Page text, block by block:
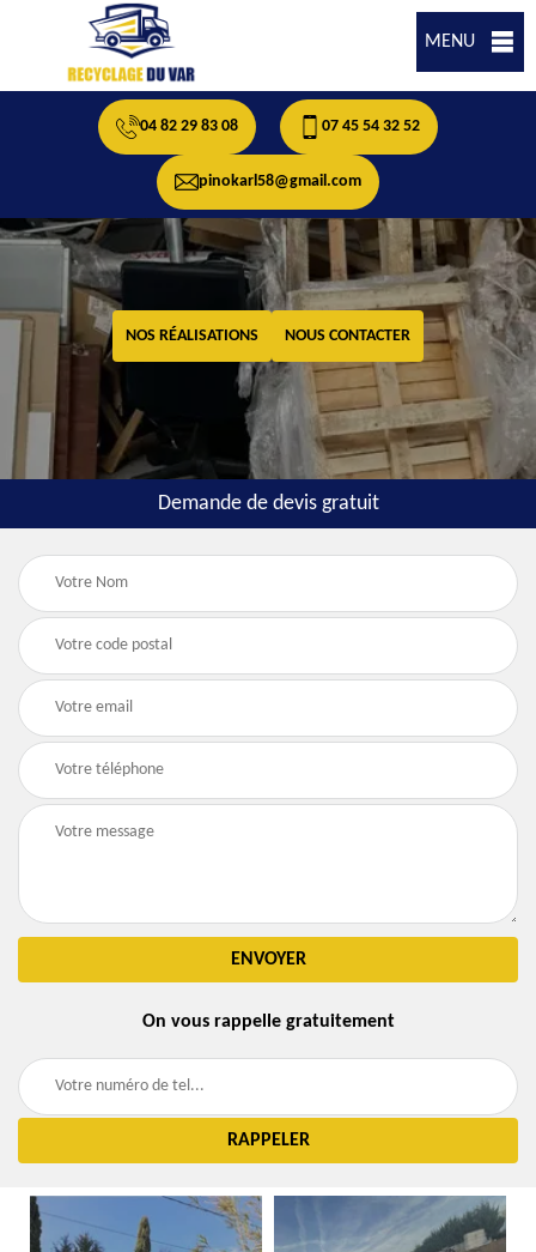
MENU
04 82 29 83 08 07 45 54 32 52
pinokarl58@gmail.com
NOS RÉALISATIONS NOUS CONTACTER
Demande de devis gratuit
On vous rappelle gratuitement